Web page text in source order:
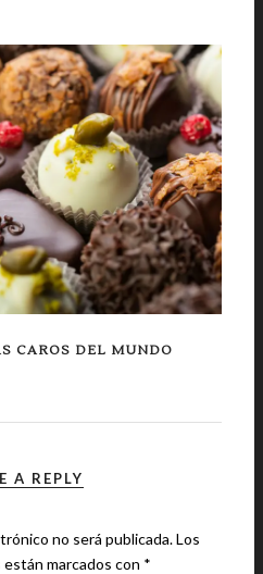
CAROS DEL MUNDO
A REPLY
no será publicada.Los
marcados con *